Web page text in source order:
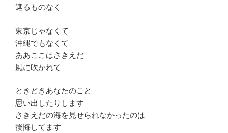
遮るものなく
東京じゃなくて
沖縄でもなくて
ああここはさきえだ
風に吹かれて
ときどきあなたのこと
思い出したりします
さきえだの海を見せられなかったのは
後悔してます